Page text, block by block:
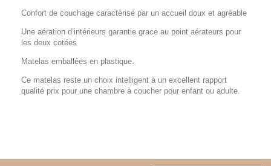
Confort de couchage caractérisé par un accueil doux et agréable
Une aération d’intérieurs garantie grace au point aérateurs pour
les deux cotées
Matelas emballées en plastique.
Ce matelas reste un choix intelligent à un excellent rapport
qualité prix pour une chambre à coucher pour enfant ou adulte.